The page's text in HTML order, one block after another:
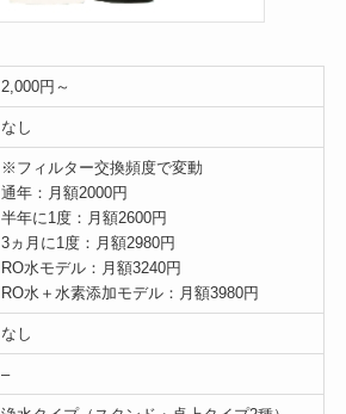
2,000円～
なし
※フィルター交換頻度で変動
通年：月額2000円
半年に1度：月額2600円
3ヵ月に1度：月額2980円
RO水モデル：月額3240円
RO水＋水素添加モデル：月額3980円
なし
–